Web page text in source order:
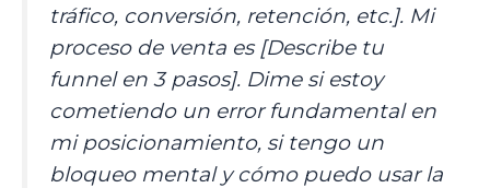
tráfico, conversión, retención, etc.]. Mi
proceso de venta es [Describe tu
funnel en 3 pasos]. Dime si estoy
cometiendo un error fundamental en
mi posicionamiento, si tengo un
bloqueo mental y cómo puedo usar la